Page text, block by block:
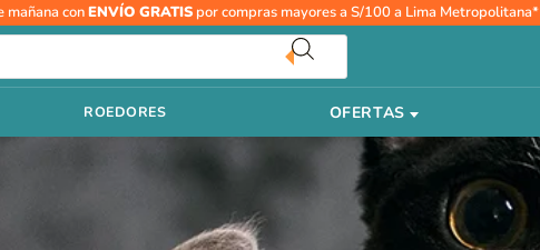
mañana conENVÍO GRATIS por compras mayores a S/100 a Lima Metropolitana*
ROEDORES OFERTAS
Tu